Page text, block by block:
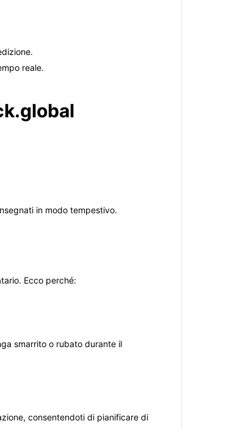
reale.
in modo tempestivo.
Ecco perché:
smarrito o rubato durante il
consentendoti di pianificare di